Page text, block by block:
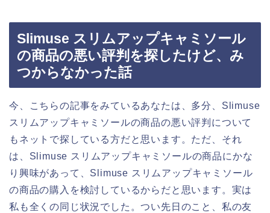
Slimuse スリムアップキャミソール
の商品の悪い評判を探したけど、み
つからなかった話
今、こちらの記事をみているあなたは、多分、Slimuse
スリムアップキャミソールの商品の悪い評判について
もネットで探している方だと思います。ただ、それ
は、Slimuse スリムアップキャミソールの商品にかな
り興味があって、Slimuse スリムアップキャミソール
の商品の購入を検討しているからだと思います。実は
私も全くの同じ状況でした。つい先日のこと、私の友